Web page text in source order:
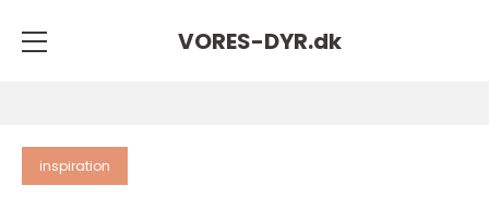
VORES-DYR.dk
inspiration